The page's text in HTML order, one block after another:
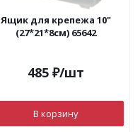
Ящик для крепежа 10"
(27*21*8см) 65642
485 ₽/шт
В корзину